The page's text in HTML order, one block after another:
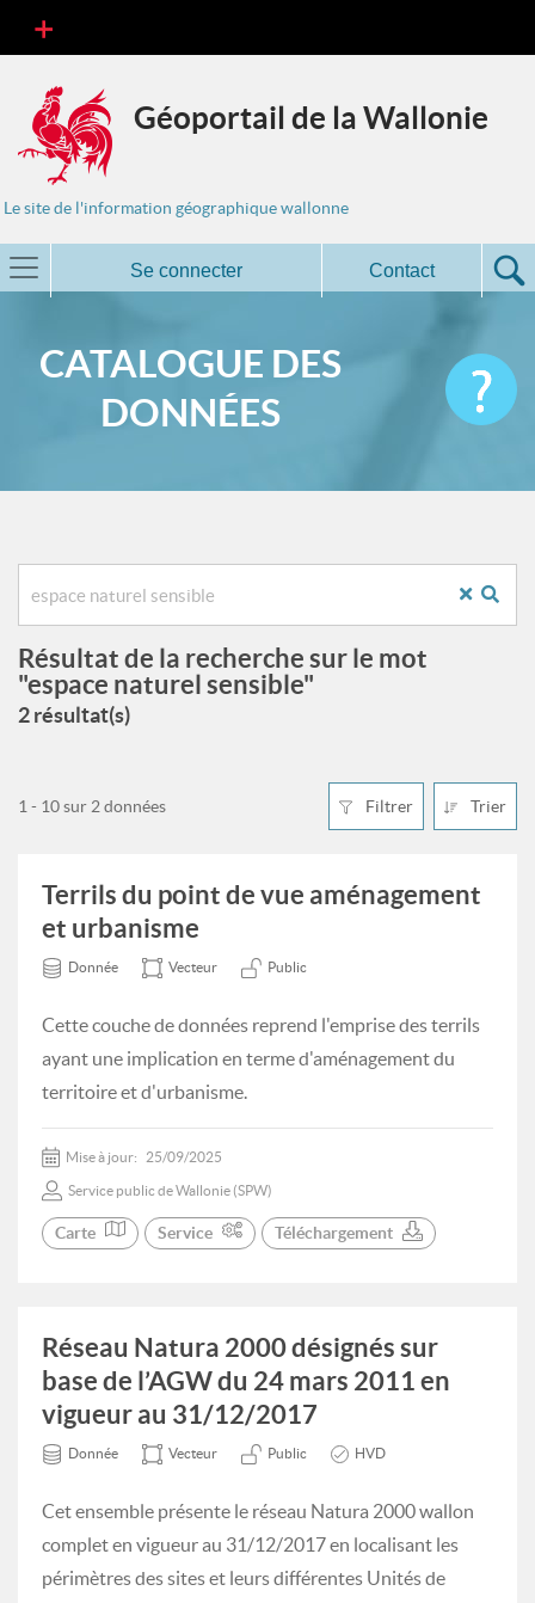
Géoportail de la Wallonie
Le site de l'information géographique wallonne
Se connecter Contact
CATALOGUE DES
DONNÉES
Résultat de la recherche sur le mot
"espace naturel sensible"
2 résultat(s)
Filtrer Trier
1 - 10 sur 2 données
Terrils du point de vue aménagement
et urbanisme
Donnée Vecteur Public
Cette couche de données reprend l'emprise des terrils
ayant une implication en terme d'aménagement du
territoire et d'urbanisme.
Mise à jour: 25/09/2025
Service public de Wallonie (SPW)
Carte Service Téléchargement
Réseau Natura 2000 désignés sur
base de l’AGW du 24 mars 2011 en
vigueur au 31/12/2017
Donnée Vecteur Public HVD
Cet ensemble présente le réseau Natura 2000 wallon
complet en vigueur au 31/12/2017 en localisant les
périmètres des sites et leurs différentes Unités de